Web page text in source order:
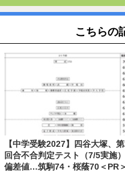
こちらの
【中学受験2027】四谷大塚、
回合不合判定テスト（7/5実施）
偏差値…筑駒74・桜蔭70＜PR＞